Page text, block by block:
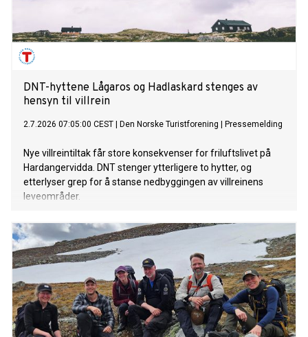
DNT-hyttene Lågaros og Hadlaskard stenges av
hensyn til villrein
2.7.2026 07:05:00 CEST Den Norske Turistforening Pressemelding
Nye villreintiltak får store konsekvenser for friluftslivet på
Hardangervidda. DNT stenger ytterligere to hytter, og
etterlyser grep for å stanse nedbyggingen av villreinens
leveområder.